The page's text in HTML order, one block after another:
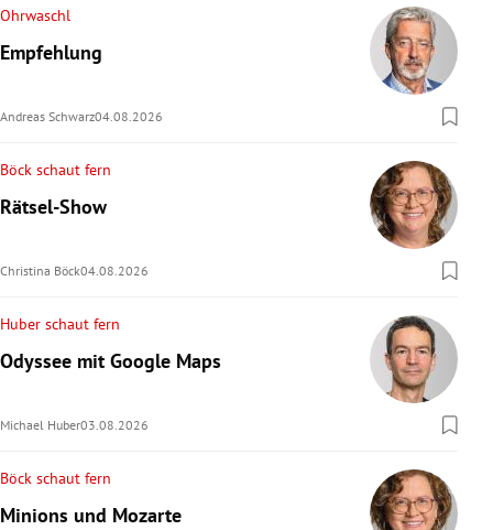
Ohrwaschl
Empfehlung
Andreas Schwarz04.08.2026
Böck schaut fern
Rätsel-Show
Christina Böck04.08.2026
Huber schaut fern
Odyssee mit Google Maps
Michael Huber03.08.2026
Böck schaut fern
Minions und Mozarte